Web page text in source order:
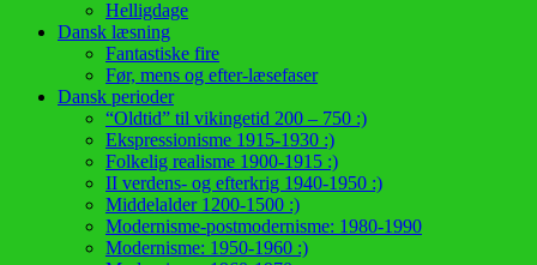
Helligdage
Dansk læsning
Fantastiske fire
Før, mens og efter-læsefaser
Dansk perioder
“Oldtid” til vikingetid 200 – 750 :)
Ekspressionisme 1915-1930 :)
Folkelig realisme 1900-1915 :)
II verdens- og efterkrig 1940-1950 :)
Middelalder 1200-1500 :)
Modernisme-postmodernisme: 1980-1990
Modernisme: 1950-1960 :)